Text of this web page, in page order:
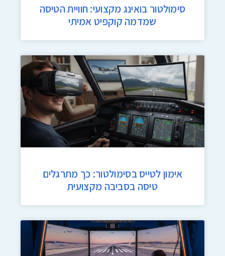
סימולטור בואינג מקצועי: חוויית הטיסה
שמדמה קוקפיט אמיתי
אימון לטייס בסימולטור: כך מתרגלים
טיסה בסביבה מקצועית